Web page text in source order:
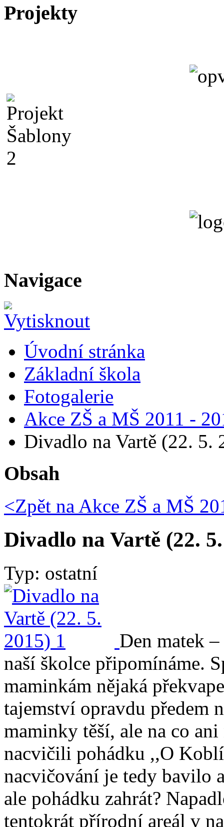
Projekty
Navigace
Úvodní stránka
Základní škola
Fotogalerie
Akce ZŠ a MŠ 2011 -
Divadlo na Vartě (22. 5.
Obsah
<Zpět na Akce ZŠ a MŠ
Divadlo na Vartě (22.
Typ: ostatní
Den matek
naší školce připomínáme.
maminkám nějaká
tajemství opravdu předem
maminky těší, ale na co
nacvičili pohádku ,,O
nacvičování je tedy bavilo
ale pohádku zahrát?
tentokrát přírodní areál v